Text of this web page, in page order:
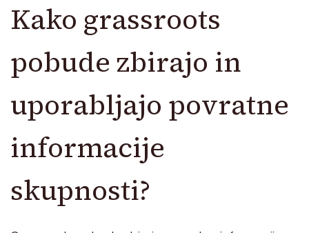
Kako grassroots
pobude zbirajo in
uporabljajo povratne
informacije
skupnosti?